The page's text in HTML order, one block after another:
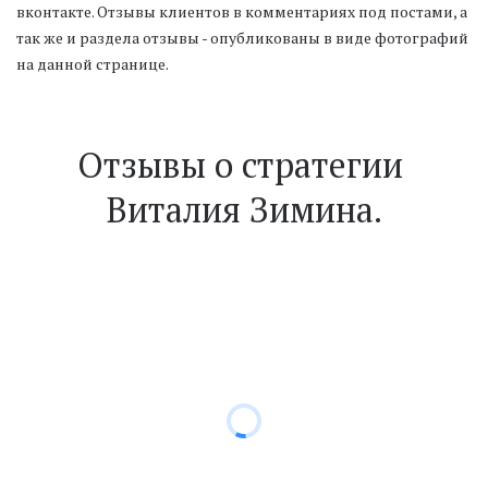
вконтакте. Отзывы клиентов в комментариях под постами, а
так же и раздела отзывы - опубликованы в виде фотографий
на данной странице.
Отзывы о стратегии
Виталия Зимина.